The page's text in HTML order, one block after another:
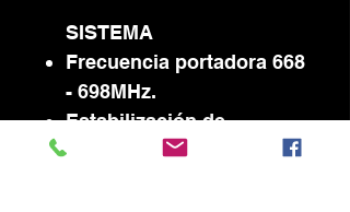
SISTEMA
Frecuencia portadora 668
- 698MHz.
Estabilización de
frecuencia Calibración